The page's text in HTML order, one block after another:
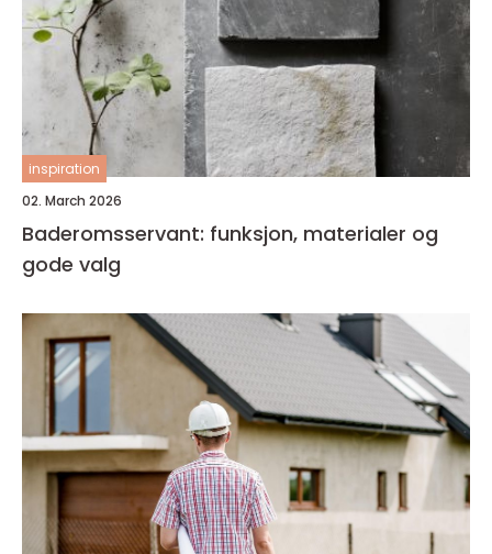
inspiration
02. March 2026
Baderomsservant: funksjon, materialer og
gode valg